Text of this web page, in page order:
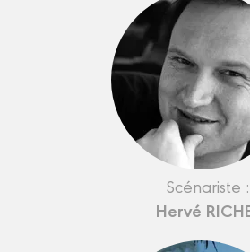
Scénariste :
Hervé